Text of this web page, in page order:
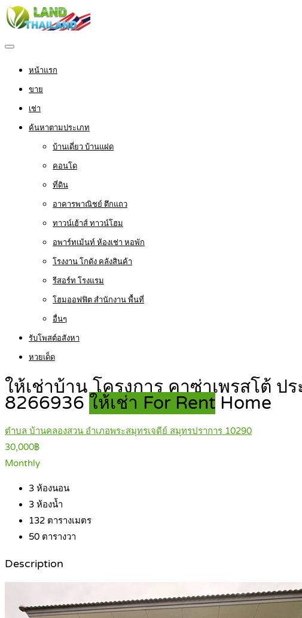
หน้าแรก
ขาย
เช่า
ค้นหาตามประเภท
บ้านเดี่ยว บ้านแฝด
คอนโด
ที่ดิน
อาคารพาณิชย์ ตึกแถว
ทาวน์เฮ้าส์ ทาวน์โฮม
อพาร์ทเม้นท์ ห้องเช่า หอพัก
โรงงาน โกดัง คลังสินค้า
รีสอร์ท โรงแรม
โฮมออฟฟิต สำนักงาน พื้นที่
อื่นๆ
รับโพสต์อสังหา
หวยเด็ด
ให้เช่าบ้าน โครงการ คาซ่าเพรสโต้
8266936 ให้เช่า For Rent Home
ตำบล บ้านคลองสวน อำเภอพระสมุทรเจดีย์ สมุทรปราการ 10290
30,000฿
Monthly
3 ห้องนอน
3 ห้องน้ำ
132 ตารางเมตร
50 ตารางวา
Description